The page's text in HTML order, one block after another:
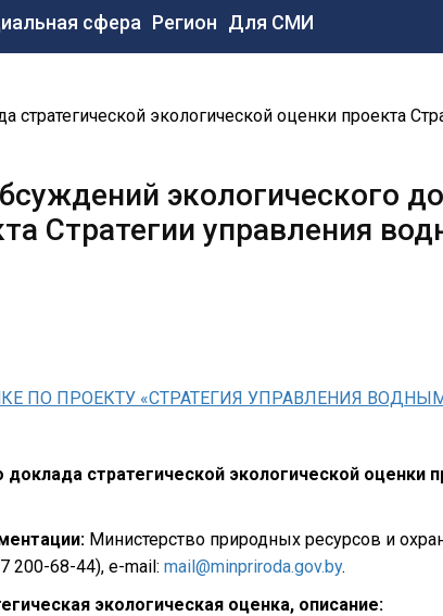
сфера Регион Для СМИ
экологической оценки проекта
экологического
Стратегии управления
ПО ПРОЕКТУ «СТРАТЕГИЯ УПРАВЛЕНИЯ
стратегической экологической оценки
Министерство природных ресурсов и
200-68-44), e-mail: mail@minpriroda.gov.by.
экологическая оценка, описание: